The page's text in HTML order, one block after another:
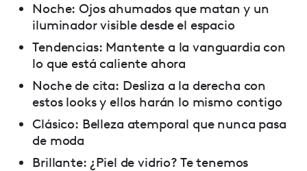
Noche: Ojos ahumados que matan y un
iluminador visible desde el espacio
Tendencias: Mantente a la vanguardia con
lo que está caliente ahora
Noche de cita: Desliza a la derecha con
estos looks y ellos harán lo mismo contigo
Clásico: Belleza atemporal que nunca pasa
de moda
Brillante: ¿Piel de vidrio? Te tenemos